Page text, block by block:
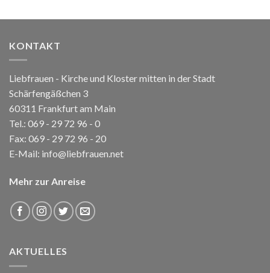
KONTAKT
Liebfrauen - Kirche und Kloster mitten in der Stadt
Schärfengäßchen 3
60311 Frankfurt am Main
Tel.: 069 - 29 72 96 - 0
Fax: 069 - 29 72 96 - 20
E-Mail: info@liebfrauen.net
Mehr zur Anreise
AKTUELLES